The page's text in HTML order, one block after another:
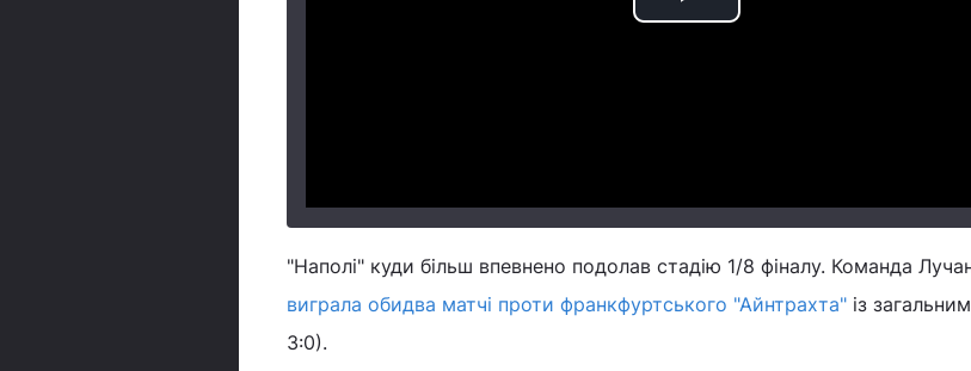
Play
"Наполі" куди більш впевнено подолав стадію 1/8 фіналу. Команда
виграла обидва матчі проти франкфуртського "Айнтрахта" із
3:0).